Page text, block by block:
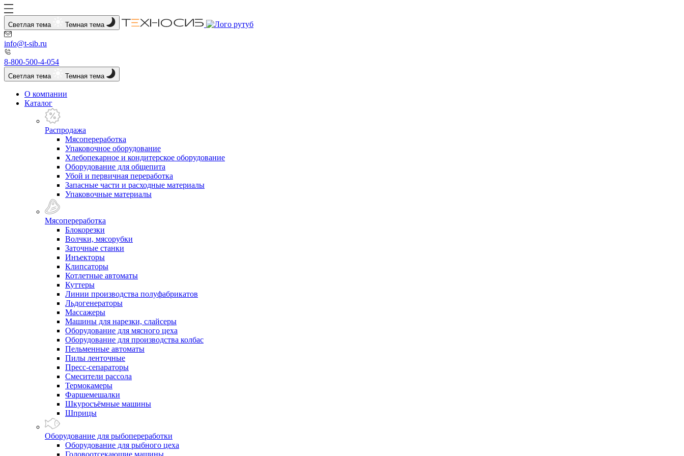
Светлая тема Темная тема
info@t-sib.ru
8-800-500-4-054
Светлая тема Темная тема
О компании
Каталог
Распродажа
Мясопереработка
Упаковочное оборудование
Хлебопекарное и кондитерское оборудование
Оборудование для общепита
Убой и первичная переработка
Запасные части и расходные материалы
Упаковочные материалы
Мясопереработка
Блокорезки
Волчки, мясорубки
Заточные станки
Инъекторы
Клипсаторы
Котлетные автоматы
Куттеры
Линии производства полуфабрикатов
Льдогенераторы
Массажеры
Машины для нарезки, слайсеры
Оборудование для мясного цеха
Оборудование для производства колбас
Пельменные автоматы
Пилы ленточные
Пресс-сепараторы
Смесители рассола
Термокамеры
Фаршемешалки
Шкуросъёмные машины
Шприцы
Оборудование для рыбопереработки
Оборудование для рыбного цеха
Головоотсекающие машины